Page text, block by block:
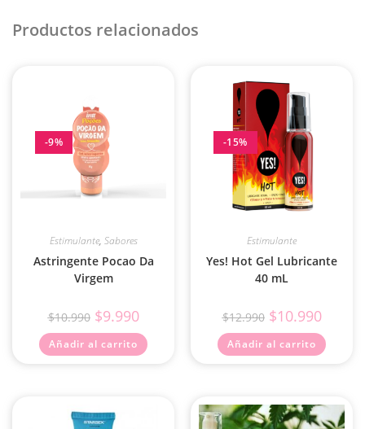
Productos relacionados
-9%
Estimulante, Sabores
Astringente Pocao Da
Virgem
$10.990 $9.990
Añadir al carrito
-15%
Estimulante
Yes! Hot Gel Lubricante
40 mL
$12.990 $10.990
Añadir al carrito